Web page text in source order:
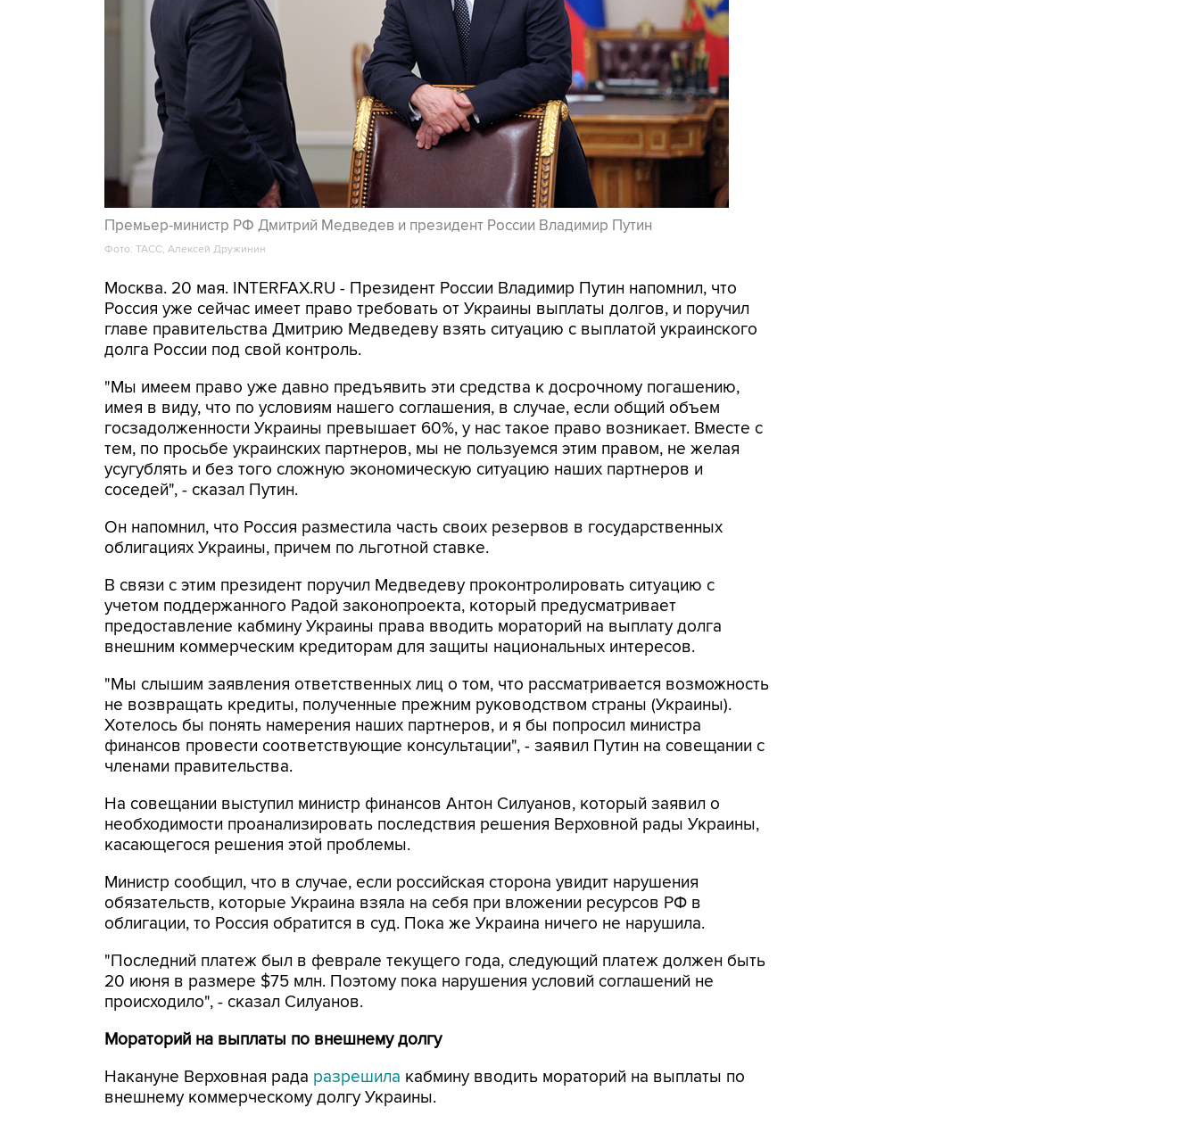
Премьер-министр РФ Дмитрий Медведев и президент России Владимир Путин
Фото: ТАСС, Алексей Дружинин
Москва. 20 мая. INTERFAX.RU - Президент России Владимир Путин напомнил, что
Россия уже сейчас имеет право требовать от Украины выплаты долгов, и поручил
главе правительства Дмитрию Медведеву взять ситуацию с выплатой украинского
долга России под свой контроль.
"Мы имеем право уже давно предъявить эти средства к досрочному погашению,
имея в виду, что по условиям нашего соглашения, в случае, если общий объем
госзадолженности Украины превышает 60%, у нас такое право возникает. Вместе с
тем, по просьбе украинских партнеров, мы не пользуемся этим правом, не желая
усугублять и без того сложную экономическую ситуацию наших партнеров и
соседей", - сказал Путин.
Он напомнил, что Россия разместила часть своих резервов в государственных
облигациях Украины, причем по льготной ставке.
В связи с этим президент поручил Медведеву проконтролировать ситуацию с
учетом поддержанного Радой законопроекта, который предусматривает
предоставление кабмину Украины права вводить мораторий на выплату долга
внешним коммерческим кредиторам для защиты национальных интересов.
"Мы слышим заявления ответственных лиц о том, что рассматривается возможность
не возвращать кредиты, полученные прежним руководством страны (Украины).
Хотелось бы понять намерения наших партнеров, и я бы попросил министра
финансов провести соответствующие консультации", - заявил Путин на совещании с
членами правительства.
На совещании выступил министр финансов Антон Силуанов, который заявил о
необходимости проанализировать последствия решения Верховной рады Украины,
касающегося решения этой проблемы.
Министр сообщил, что в случае, если российская сторона увидит нарушения
обязательств, которые Украина взяла на себя при вложении ресурсов РФ в
облигации, то Россия обратится в суд. Пока же Украина ничего не нарушила.
"Последний платеж был в феврале текущего года, следующий платеж должен быть
20 июня в размере $75 млн. Поэтому пока нарушения условий соглашений не
происходило", - сказал Силуанов.
Мораторий на выплаты по внешнему долгу
Накануне Верховная рада разрешила кабмину вводить мораторий на выплаты по
внешнему коммерческому долгу Украины.